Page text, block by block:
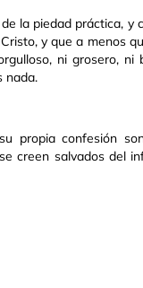
la piedad práctica,
y que a menos
ni grosero,
nada.
propia confesión
creen salvados del